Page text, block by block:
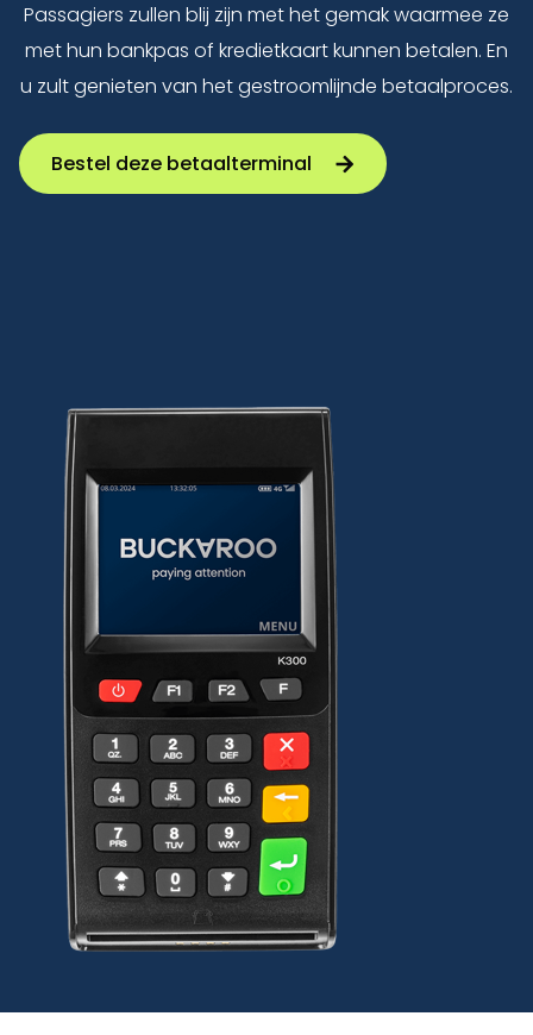
Passagiers zullen blij zijn met het gemak waarmee ze
met hun bankpas of kredietkaart kunnen betalen. En
u zult genieten van het gestroomlijnde betaalproces.
Bestel deze betaalterminal